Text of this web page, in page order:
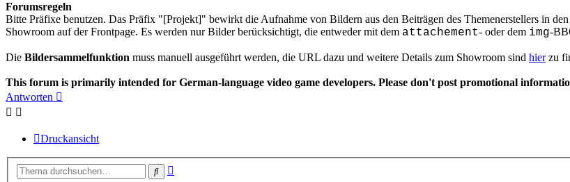
Forumsregeln
Bitte Präfixe benutzen. Das Präfix "[Projekt]" bewirkt die Aufnahme von Bildern aus den Beiträgen des Themenerstellers in
Showroom auf der Frontpage. Es werden nur Bilder berücksichtigt, die entweder mit dem attachement- oder dem img-
Die Bildersammelfunktion muss manuell ausgeführt werden, die URL dazu und weitere Details zum Showroom sind hierzu
This forum is primarily intended for German-language video game developers. Please don't post promotional
Antworten
Druckansicht
Suche